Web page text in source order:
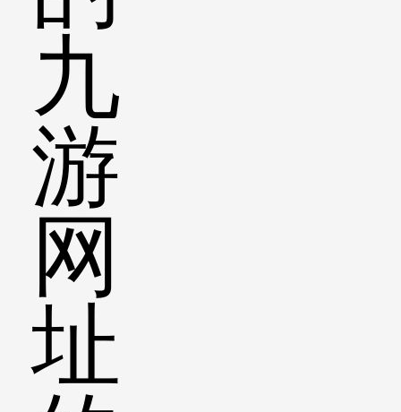
九
游
网
址